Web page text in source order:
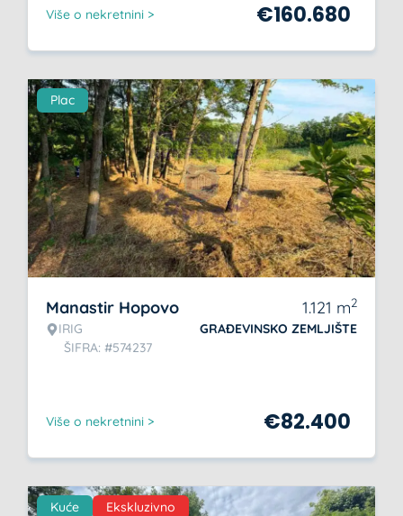
Više o nekretnini > €160.680
Plac
Manastir Hopovo
IRIG
ŠIFRA: #574237
1.121 m2
GRAĐEVINSKO ZEMLJIŠTE
Više o nekretnini > €82.400
Kuće Ekskluzivno